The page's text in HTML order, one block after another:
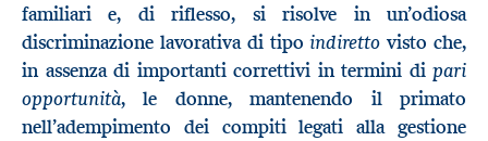
familiari e, di riflesso, si risolve in un’odiosa
discriminazione lavorativa di tipoindiretto visto che,
in assenza di importanti correttivi in termini di pari
opportunità, le donne, mantenendo il primato
nell’adempimento dei compiti legati alla gestione